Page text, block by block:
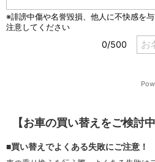
【お車の買い替えをご検討
■買い替えでよくある失敗にご注意！